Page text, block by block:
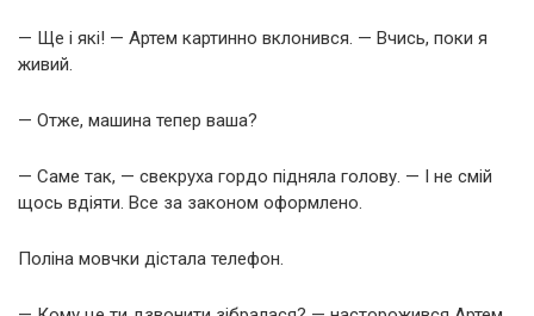
— Ще і які! — Артем картинно вклонився. — Вчись, поки я
живий.
— Отже, машина тепер ваша?
— Саме так, — свекруха гордо підняла голову. — І не смій
щось вдіяти. Все за законом оформлено.
Поліна мовчки дістала телефон.